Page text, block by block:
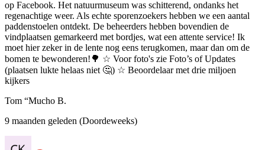
op Facebook. Het natuurmuseum was schitterend, ondanks het
regenachtige weer. Als echte sporenzoekers hebben we een aantal
paddenstoelen ontdekt. De beheerders hebben bovendien de
vindplaatsen gemarkeerd met bordjes, wat een attente service! Ik
moet hier zeker in de lente nog eens terugkomen, maar dan om de
bomen te bewonderen!🌳 ☆ Voor foto's zie Foto’s of Updates
(plaatsen lukte helaas niet 🤔) ☆ Beoordelaar met drie miljoen
kijkers
Tom “Mucho B.
9 maanden geleden (Doordeweeks)